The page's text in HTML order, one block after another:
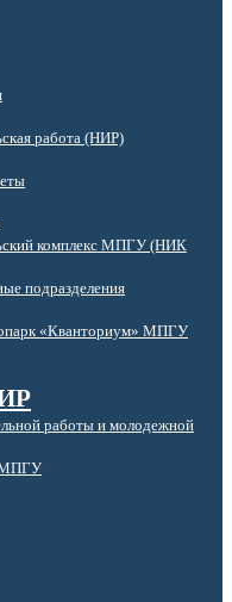
работа (НИР)
комплекс МПГУ (НИК
подразделения
«Кванториум» МПГУ
работы и молодежной
МПГУ